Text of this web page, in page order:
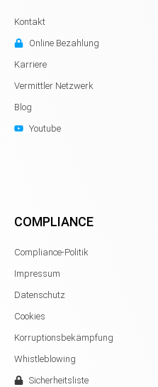
Kontakt
Online Bezahlung
Karriere
Vermittler Netzwerk
Blog
Youtube
COMPLIANCE
Compliance-Politik
Impressum
Datenschutz
Cookies
Korruptionsbekämpfung
Whistleblowing
Sicherheitsliste